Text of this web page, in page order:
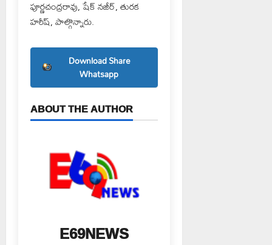
పూర్ణచంద్రరావు, షేక్ నజీర్, తురక
హరీష్, పాల్గొన్నారు.
Download Share
Whatsapp
ABOUT THE AUTHOR
E69NEWS